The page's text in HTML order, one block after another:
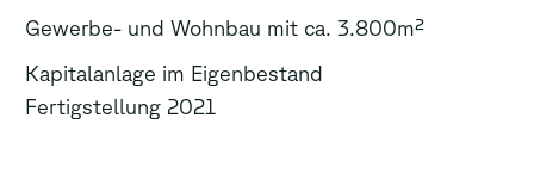
Gewerbe- und Wohnbau mit ca. 3.800m²
Kapitalanlage im Eigenbestand
Fertigstellung 2021